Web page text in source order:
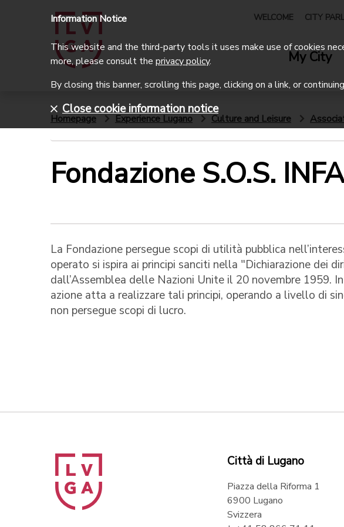
WELCOME CITY
My City
Homepage Experience Lugano Culture and Leisure
Fondazione S.O.S.
La Fondazione persegue scopi di utilità pubblica
operato si ispira ai principi sanciti nella "Dichiarazione dei
dall’Assemblea delle Nazioni Unite il 20 novembre 1959.
azione atta a realizzare tali principi, operando a livello di
non persegue scopi di lucro.
Città di Lugano
Piazza della Riforma 1
6900 Lugano
Svizzera
Information Notice
This website and the third-party tools it uses make use of cookies
more, please consult the privacy policy.
By closing this banner, scrolling this page, clicking on a link, or
Close cookie information notice